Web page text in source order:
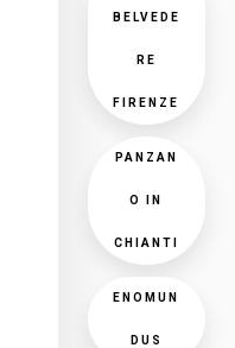
BELVEDE
RE
FIRENZE
PANZAN
O IN
CHIANTI
ENOMUN
DUS